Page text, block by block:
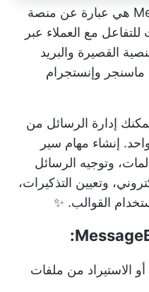
MessageBird هي عبارة عن منصة
مع العملاء عبر
القصيرة والبريد
ماسنجر وإنستجرام
إدارة الرسائل من
إنشاء مهام سير
وتوجيه الرسائل
وتعيين التذكيرات،
القوالب. ✨
الاستيراد من ملفات